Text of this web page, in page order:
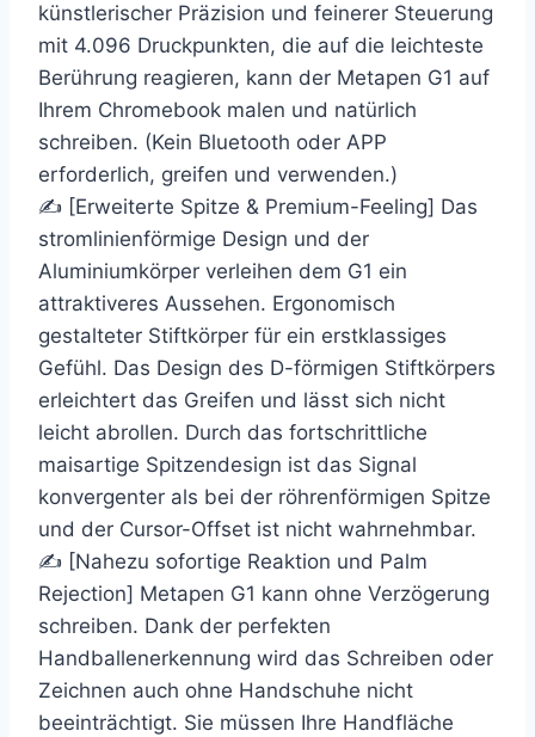
künstlerischer Präzision und feinerer Steuerung
mit 4.096 Druckpunkten, die auf die leichteste
Berührung reagieren, kann der Metapen G1 auf
Ihrem Chromebook malen und natürlich
schreiben. (Kein Bluetooth oder APP
erforderlich, greifen und verwenden.)
✍ [Erweiterte Spitze & Premium-Feeling] Das
stromlinienförmige Design und der
Aluminiumkörper verleihen dem G1 ein
attraktiveres Aussehen. Ergonomisch
gestalteter Stiftkörper für ein erstklassiges
Gefühl. Das Design des D-förmigen Stiftkörpers
erleichtert das Greifen und lässt sich nicht
leicht abrollen. Durch das fortschrittliche
maisartige Spitzendesign ist das Signal
konvergenter als bei der röhrenförmigen Spitze
und der Cursor-Offset ist nicht wahrnehmbar.
✍ [Nahezu sofortige Reaktion und Palm
Rejection] Metapen G1 kann ohne Verzögerung
schreiben. Dank der perfekten
Handballenerkennung wird das Schreiben oder
Zeichnen auch ohne Handschuhe nicht
beeinträchtigt. Sie müssen Ihre Handfläche